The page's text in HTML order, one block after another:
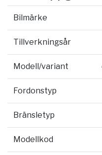
Bilmärke
Tillverkningsår
Modell/variant
Fordonstyp
Bränsletyp
Modellkod